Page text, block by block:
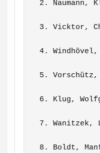
2. Naumann,
3. Vicktor,
4.
5.
6. Klug,
7. Wanitzek,
8. Boldt,